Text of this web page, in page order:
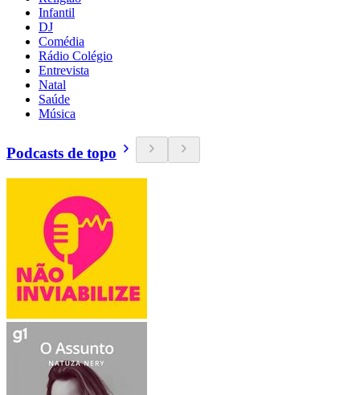
Infantil
DJ
Comédia
Rádio Colégio
Entrevista
Natal
Saúde
Música
Podcasts de topo